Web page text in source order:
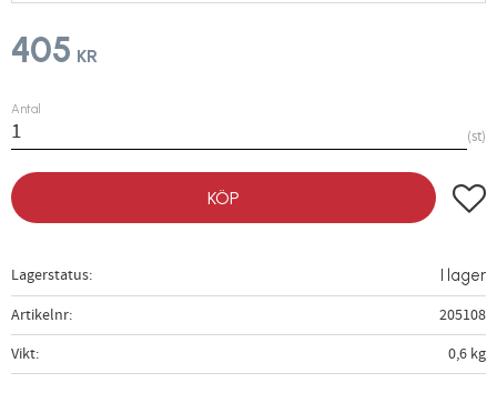
405 KR
Antal
st
KÖP
Lagerstatus I lager
Artikelnr
205108
Vikt
0,6 kg